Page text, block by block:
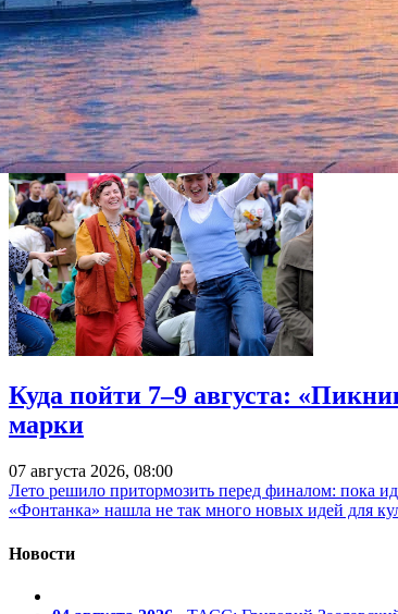
На счету группы, существующей с 2014 года,
цирковой премии "Мастер".
Фонтанка.ру
Куда пойти 7–9 августа:
марки
07 августа 2026, 08:00
Лето решило притормозить перед финалом: пока
«Фонтанка» нашла не так много новых идей для
Новости